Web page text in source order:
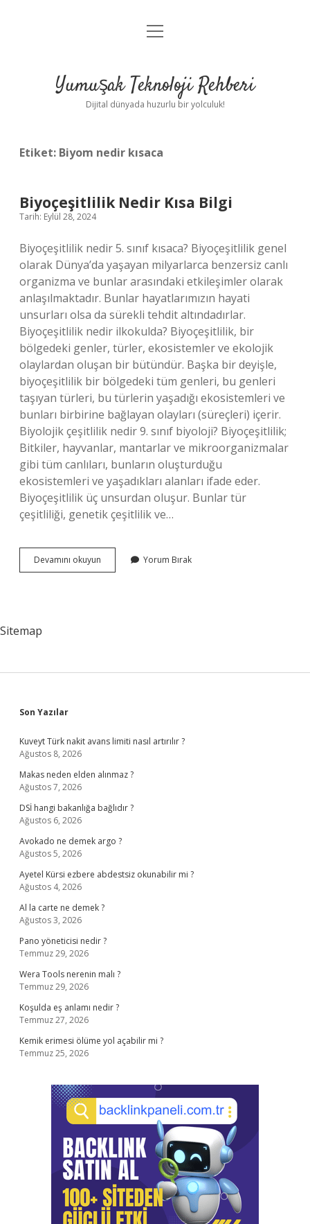
Anasayfa
Yasal Uyarı
menüyü
Yumuşak Teknoloji Rehberi
Dijital dünyada huzurlu bir yolculuk!
Etiket: Biyom nedir kısaca
Biyoçeşitlilik Nedir Kısa Bilgi
Tarih: Eylül 28, 2024
Biyoçeşitlilik nedir 5. sınıf kısaca? Biyoçeşitlilik genel
olarak Dünya’da yaşayan milyarlarca benzersiz canlı
organizma ve bunlar arasındaki etkileşimler olarak
anlaşılmaktadır. Bunlar hayatlarımızın hayati
unsurları olsa da sürekli tehdit altındadırlar.
Biyoçeşitlilik nedir ilkokulda? Biyoçeşitlilik, bir
bölgedeki genler, türler, ekosistemler ve ekolojik
olaylardan oluşan bir bütündür. Başka bir deyişle,
biyoçeşitlilik bir bölgedeki tüm genleri, bu genleri
taşıyan türleri, bu türlerin yaşadığı ekosistemleri ve
bunları birbirine bağlayan olayları (süreçleri) içerir.
Biyolojik çeşitlilik nedir 9. sınıf biyoloji? Biyoçeşitlilik;
Bitkiler, hayvanlar, mantarlar ve mikroorganizmalar
gibi tüm canlıları, bunların oluşturduğu
ekosistemleri ve yaşadıkları alanları ifade eder.
Biyoçeşitlilik üç unsurdan oluşur. Bunlar tür
çeşitliliği, genetik çeşitlilik ve…
Devamını okuyun Biyoçeşitlilik
Nedir
Yorum Bırak
Sitemap
Sidebar
Son Yazılar
Kuveyt Türk nakit avans limiti nasıl artırılır ?
Ağustos 8, 2026
Makas neden elden alınmaz ?
Ağustos 7, 2026
DSİ hangi bakanlığa bağlıdır ?
Ağustos 6, 2026
Avokado ne demek argo ?
Ağustos 5, 2026
Ayetel Kürsi ezbere abdestsiz okunabilir mi ?
Ağustos 4, 2026
Al la carte ne demek ?
Ağustos 3, 2026
Pano yöneticisi nedir ?
Temmuz 29, 2026
Wera Tools nerenin malı ?
Temmuz 29, 2026
Koşulda eş anlamı nedir ?
Temmuz 27, 2026
Kemik erimesi ölüme yol açabilir mi ?
Temmuz 25, 2026